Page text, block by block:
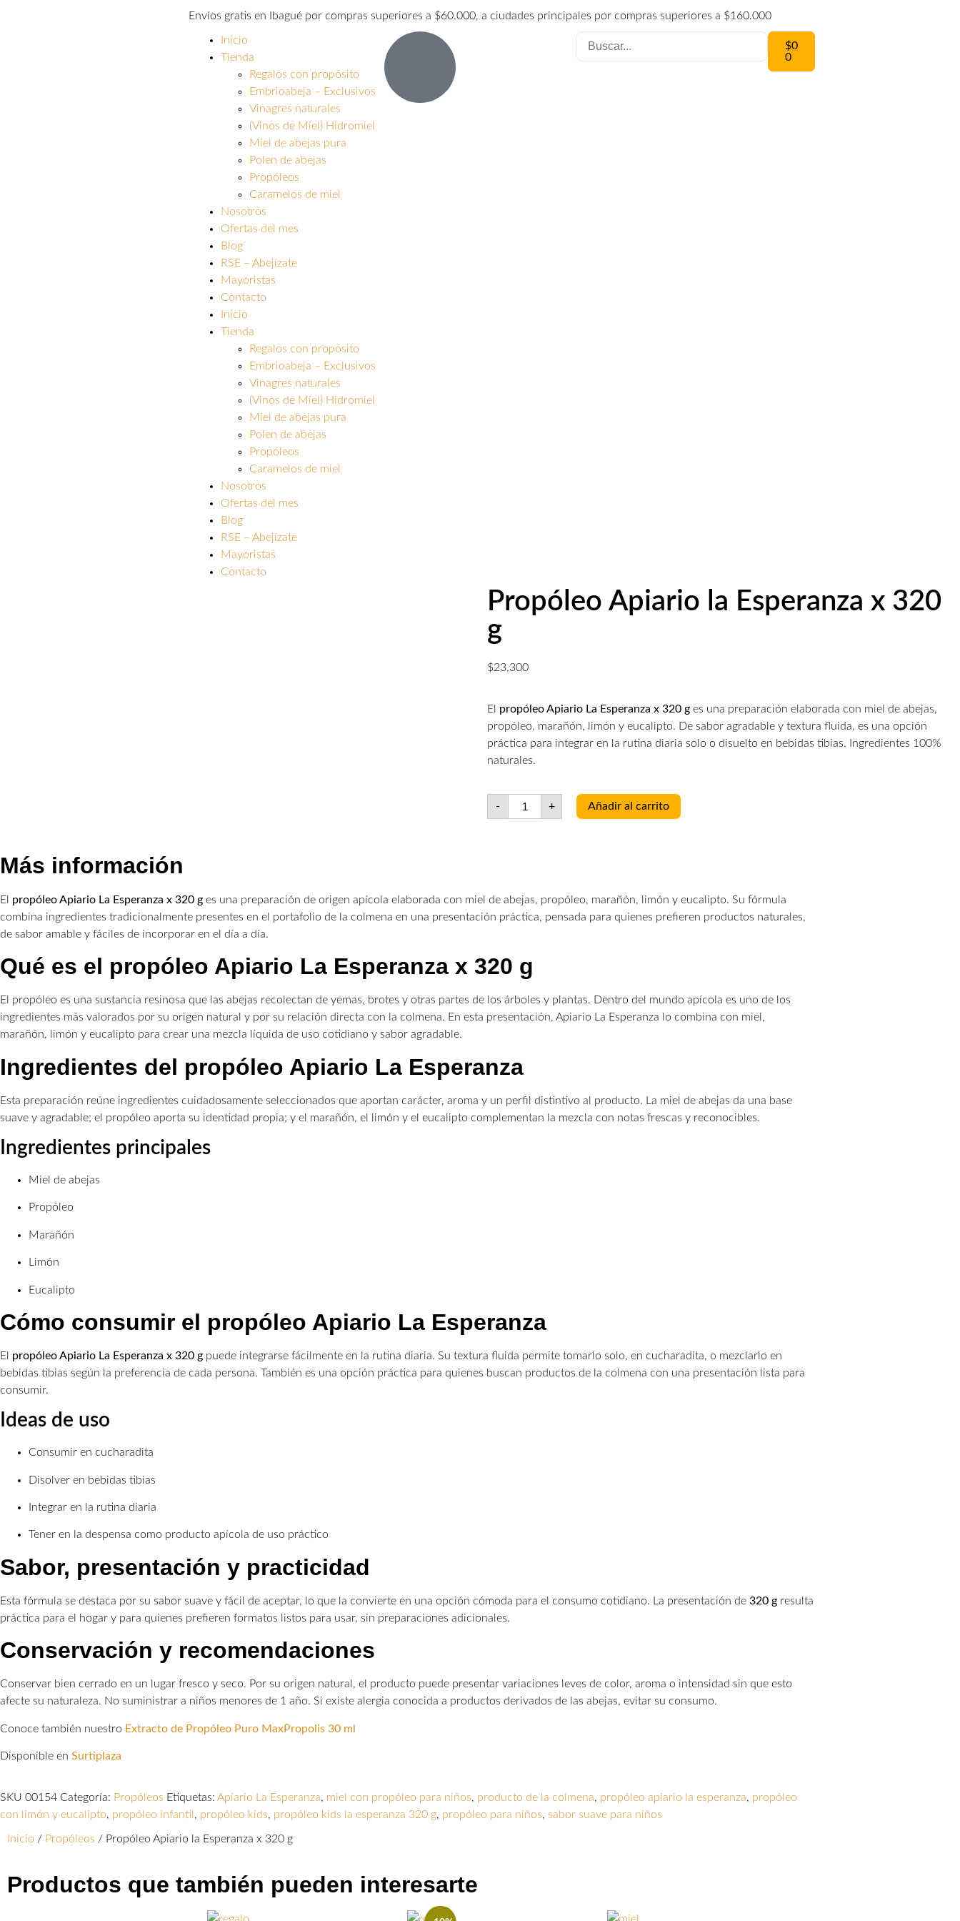
Envíos gratis en Ibagué por compras superiores a $60.000, a ciudades principales por compras superiores a $160.000
Inicio
Tienda
Regalos con propósito
Embrioabeja – Exclusivos
Vinagres naturales
(Vinos de Miel) Hidromiel
Miel de abejas pura
Polen de abejas
Propóleos
Caramelos de miel
Nosotros
Ofertas del mes
Blog
RSE – Abejízate
Mayoristas
Contacto
Inicio
Tienda
Regalos con propósito
Embrioabeja – Exclusivos
Vinagres naturales
(Vinos de Miel) Hidromiel
Miel de abejas pura
Polen de abejas
Propóleos
Caramelos de miel
Nosotros
Ofertas del mes
Blog
RSE – Abejízate
Mayoristas
Contacto
$0
0
Propóleo Apiario la Esperanza x 320
g
$23,300
El propóleo Apiario La Esperanza x 320 g es una preparación elaborada con miel de abejas,
propóleo, marañón, limón y eucalipto. De sabor agradable y textura fluida, es una opción
práctica para integrar en la rutina diaria solo o disuelto en bebidas tibias. Ingredientes 100%
naturales.
- + Añadir al carrito
Más información
El propóleo Apiario La Esperanza x 320 g es una preparación de origen apícola elaborada con miel de abejas, propóleo, marañón, limón y eucalipto. Su fórmula
combina ingredientes tradicionalmente presentes en el portafolio de la colmena en una presentación práctica, pensada para quienes prefieren productos naturales,
de sabor amable y fáciles de incorporar en el día a día.
Qué es el propóleo Apiario La Esperanza x 320 g
El propóleo es una sustancia resinosa que las abejas recolectan de yemas, brotes y otras partes de los árboles y plantas. Dentro del mundo apícola es uno de los
ingredientes más valorados por su origen natural y por su relación directa con la colmena. En esta presentación, Apiario La Esperanza lo combina con miel,
marañón, limón y eucalipto para crear una mezcla líquida de uso cotidiano y sabor agradable.
Ingredientes del propóleo Apiario La Esperanza
Esta preparación reúne ingredientes cuidadosamente seleccionados que aportan carácter, aroma y un perfil distintivo al producto. La miel de abejas da una base
suave y agradable; el propóleo aporta su identidad propia; y el marañón, el limón y el eucalipto complementan la mezcla con notas frescas y reconocibles.
Ingredientes principales
Miel de abejas
Propóleo
Marañón
Limón
Eucalipto
Cómo consumir el propóleo Apiario La Esperanza
El propóleo Apiario La Esperanza x 320 g puede integrarse fácilmente en la rutina diaria. Su textura fluida permite tomarlo solo, en cucharadita, o mezclarlo en
bebidas tibias según la preferencia de cada persona. También es una opción práctica para quienes buscan productos de la colmena con una presentación lista para
consumir.
Ideas de uso
Consumir en cucharadita
Disolver en bebidas tibias
Integrar en la rutina diaria
Tener en la despensa como producto apícola de uso práctico
Sabor, presentación y practicidad
Esta fórmula se destaca por su sabor suave y fácil de aceptar, lo que la convierte en una opción cómoda para el consumo cotidiano. La presentación de 320 g resulta
práctica para el hogar y para quienes prefieren formatos listos para usar, sin preparaciones adicionales.
Conservación y recomendaciones
Conservar bien cerrado en un lugar fresco y seco. Por su origen natural, el producto puede presentar variaciones leves de color, aroma o intensidad sin que esto
afecte su naturaleza. No suministrar a niños menores de 1 año. Si existe alergia conocida a productos derivados de las abejas, evitar su consumo.
Conoce también nuestro Extracto de Propóleo Puro MaxPropolis 30 ml
Disponible en Surtiplaza
SKU 00154 Categoría: Propóleos Etiquetas: Apiario La Esperanza, miel con propóleo para niños, producto de la colmena, propóleo apiario la esperanza, propóleo
con limón y eucalipto, propóleo infantil , propóleo kids, propóleo kids la esperanza 320 g, propóleo para niños, sabor suave para niños
Inicio / Propóleos / Propóleo Apiario la Esperanza x 320 g
Productos que también pueden interesarte